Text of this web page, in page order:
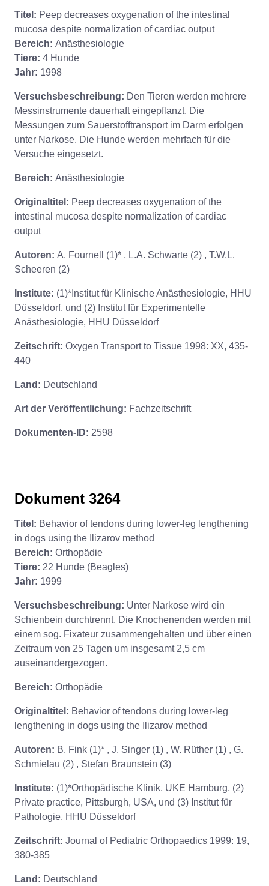
Titel: Peep decreases oxygenation of the intestinal
mucosa despite normalization of cardiac output
Bereich: Anästhesiologie
Tiere: 4 Hunde
Jahr: 1998
Versuchsbeschreibung: Den Tieren werden mehrere
Messinstrumente dauerhaft eingepflanzt. Die
Messungen zum Sauerstofftransport im Darm erfolgen
unter Narkose. Die Hunde werden mehrfach für die
Versuche eingesetzt.
Bereich: Anästhesiologie
Originaltitel: Peep decreases oxygenation of the
intestinal mucosa despite normalization of cardiac
output
Autoren: A. Fournell (1)* , L.A. Schwarte (2) , T.W.L.
Scheeren (2)
Institute: (1)*Institut für Klinische Anästhesiologie, HHU
Düsseldorf, und (2) Institut für Experimentelle
Anästhesiologie, HHU Düsseldorf
Zeitschrift: Oxygen Transport to Tissue 1998: XX, 435-
440
Land: Deutschland
Art der Veröffentlichung: Fachzeitschrift
Dokumenten-ID: 2598
Dokument 3264
Titel: Behavior of tendons during lower-leg lengthening
in dogs using the Ilizarov method
Bereich: Orthopädie
Tiere: 22 Hunde (Beagles)
Jahr: 1999
Versuchsbeschreibung: Unter Narkose wird ein
Schienbein durchtrennt. Die Knochenenden werden mit
einem sog. Fixateur zusammengehalten und über einen
Zeitraum von 25 Tagen um insgesamt 2,5 cm
auseinandergezogen.
Bereich: Orthopädie
Originaltitel: Behavior of tendons during lower-leg
lengthening in dogs using the Ilizarov method
Autoren: B. Fink (1)* , J. Singer (1) , W. Rüther (1) , G.
Schmielau (2) , Stefan Braunstein (3)
Institute: (1)*Orthopädische Klinik, UKE Hamburg, (2)
Private practice, Pittsburgh, USA, und (3) Institut für
Pathologie, HHU Düsseldorf
Zeitschrift: Journal of Pediatric Orthopaedics 1999: 19,
380-385
Land: Deutschland